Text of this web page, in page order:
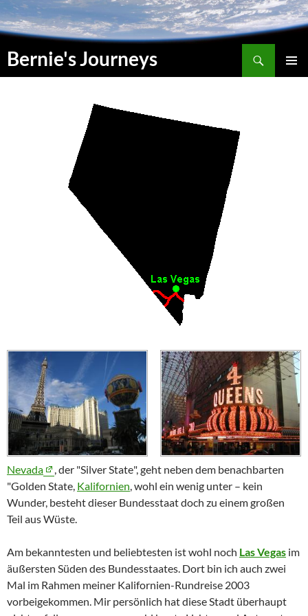
Bernie's Journeys
Suchen
Nevada , der "Silver State", geht neben dem benachbarten
"Golden State, Kalifornien, wohl ein wenig unter – kein
Wunder, besteht dieser Bundesstaat doch zu einem großen
Teil aus Wüste.
Am bekanntesten und beliebtesten ist wohl noch Las Vegas im
äußersten Süden des Bundesstaates. Dort bin ich auch zwei
Mal im Rahmen meiner Kalifornien-Rundreise 2003
vorbeigekommen. Mir persönlich hat diese Stadt überhaupt